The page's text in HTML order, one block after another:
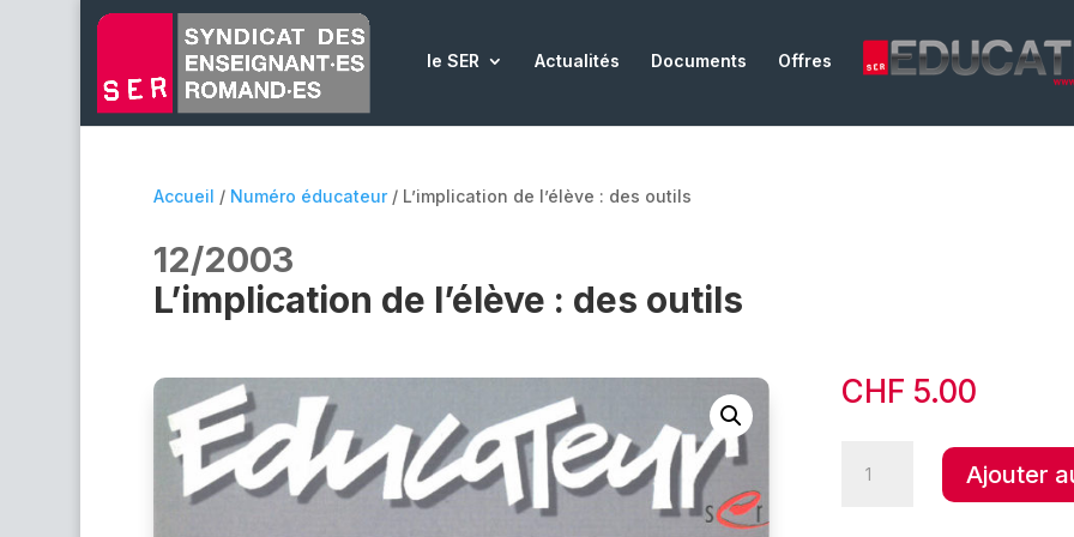
le SER Actualités Documents Offres
Accueil / Numéro éducateur/ L’implication de l’élève : des outils
12/2003
L’implication de l’élève : des outils
CHF 5.00
Ajouter